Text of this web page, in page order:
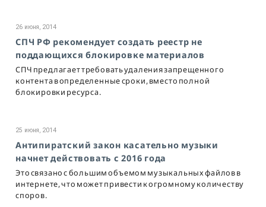
26 июня, 2014
СПЧ РФ рекомендует создать реестр не
поддающихся блокировке материалов
СПЧ предлагает требовать удаления запрещенного
контента в определенные сроки, вместо полной
блокировки ресурса.
25 июня, 2014
Антипиратский закон касательно музыки
начнет действовать с 2016 года
Это связано с большим объемом музыкальных файлов в
интернете, что может привести к огромному количеству
споров.